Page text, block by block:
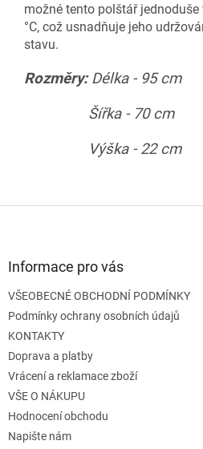
možné tento polštář
°C, což usnadňuje jeho
stavu.
Rozměry:Délka - 95 cm
Šířka - 70 cm
Výška - 22 cm
Informace pro vás
VŠEOBECNÉ OBCHODNÍ PODMÍNKY
Podmínky ochrany osobních údajů
KONTAKTY
Doprava a platby
Vrácení a reklamace zboží
VŠE O NÁKUPU
Hodnocení obchodu
Napište nám